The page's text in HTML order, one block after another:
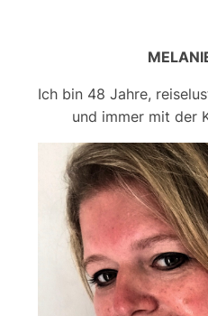
Ich bin 48 Jahre,
und immer mit der